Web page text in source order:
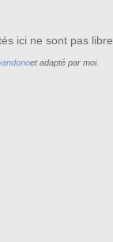
ici ne sont pas
et adapté par moi.